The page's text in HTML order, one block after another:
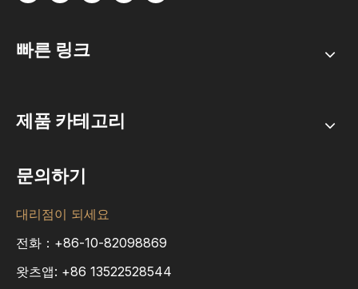
빠른 링크
제품 카테고리
문의하기
대리점이 되세요
전화：+86-10-82098869
왓츠앱: +86 13522528544